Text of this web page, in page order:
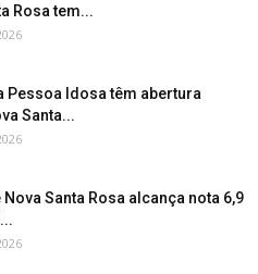
Rosa tem...
Pessoa Idosa têm abertura
Santa...
Santa Rosa alcança nota 6,9